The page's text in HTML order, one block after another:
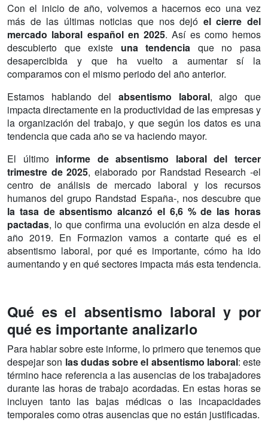
Con el inicio de año, volvemos a hacernos eco una vez
más de las últimas noticias que nos dejó el cierre del
mercado laboral español en 2025. Así es como hemos
descubierto que existe una tendencia que no pasa
desapercibida y que ha vuelto a aumentar sí la
comparamos con el mismo periodo del año anterior.
Estamos hablando del absentismo laboral, algo que
impacta directamente en la productividad de las empresas y
la organización del trabajo, y que según los datos es una
tendencia que cada año se va haciendo mayor.
El últimoinforme de absentismo laboral del tercer
trimestre de 2025, elaborado por Randstad Research -el
centro de análisis de mercado laboral y los recursos
humanos del grupo Randstad España-, nos descubre que
la tasa de absentismo alcanzó el 6,6 % de las horas
pactadas, lo que confirma una evolución en alza desde el
año 2019. En Formazion vamos a contarte qué es el
absentismo laboral, por qué es importante, cómo ha ido
aumentando y en qué sectores impacta más esta tendencia.
Qué es el absentismo laboral y por
qué es importante analizarlo
Para hablar sobre este informe, lo primero que tenemos que
despejar son las dudas sobre el absentismo laboral: este
término hace referencia a las ausencias de los trabajadores
durante las horas de trabajo acordadas. En estas horas se
incluyen tanto las bajas médicas o las incapacidades
temporales como otras ausencias que no están justificadas.